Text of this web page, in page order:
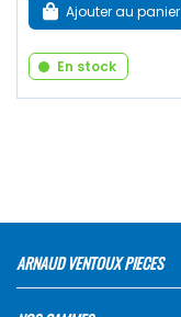
Ajouter au panier
En stock
ARNAUD VENTOUX PIECES